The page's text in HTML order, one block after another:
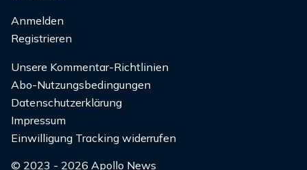
Anmelden
Registrieren
Unsere Kommentar-Richtlinien
Abo-Nutzungsbedingungen
Datenschutzerklärung
Impressum
Einwilligung Tracking widerrufen
© 2023 - 2026 Apollo News